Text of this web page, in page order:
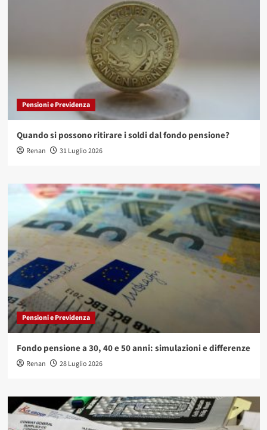
Pensioni e Previdenza
Quando si possono ritirare i soldi dal fondo pensione?
Renan 31 Luglio 2026
Pensioni e Previdenza
Fondo pensione a 30, 40 e 50 anni: simulazioni e differenze
Renan 28 Luglio 2026